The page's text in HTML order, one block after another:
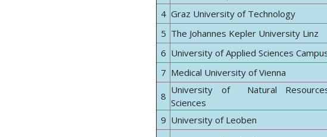
4 Graz University of Technology
5 The Johannes Kepler University Linz
6 University of Applied Sciences
7 Medical University of Vienna
8
University of Natural
Sciences
9 University of Leoben